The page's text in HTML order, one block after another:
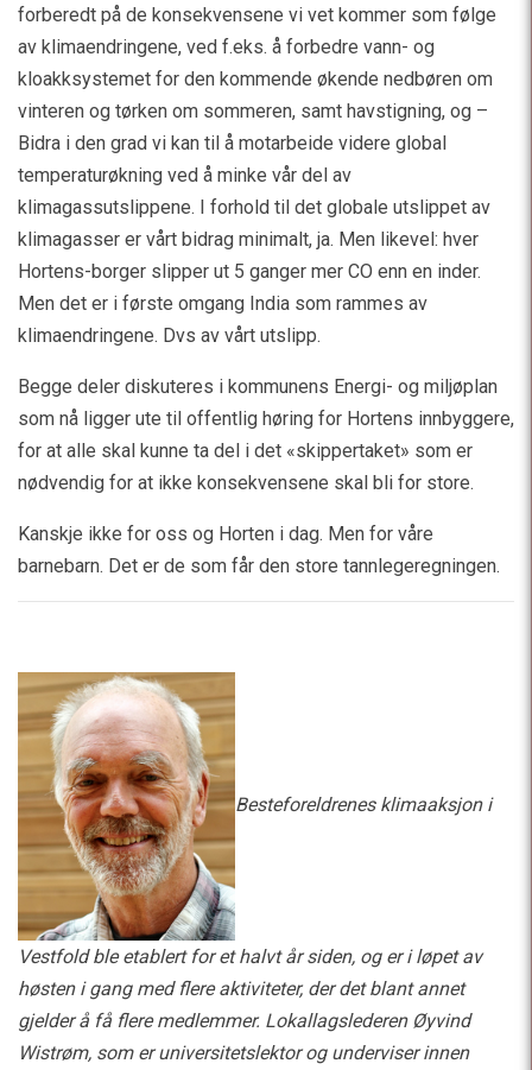
forberedt på de konsekvensene vi vet kommer som følge
av klimaendringene, ved f.eks. å forbedre vann- og
kloakksystemet for den kommende økende nedbøren om
vinteren og tørken om sommeren, samt havstigning, og –
Bidra i den grad vi kan til å motarbeide videre global
temperaturøkning ved å minke vår del av
klimagassutslippene. I forhold til det globale utslippet av
klimagasser er vårt bidrag minimalt, ja. Men likevel: hver
Hortens-borger slipper ut 5 ganger mer CO enn en inder.
Men det er i første omgang India som rammes av
klimaendringene. Dvs av vårt utslipp.
Begge deler diskuteres i kommunens Energi- og miljøplan
som nå ligger ute til offentlig høring for Hortens innbyggere,
for at alle skal kunne ta del i det «skippertaket» som er
nødvendig for at ikke konsekvensene skal bli for store.
Kanskje ikke for oss og Horten i dag. Men for våre
barnebarn. Det er de som får den store tannlegeregningen.
Besteforeldrenes klimaaksjon i
Vestfold ble etablert for et halvt år siden, og er i løpet av
høsten i gang med flere aktiviteter, der det blant annet
gjelder å få flere medlemmer. Lokallagslederen Øyvind
Wistrøm, som er universitetslektor og underviser innen